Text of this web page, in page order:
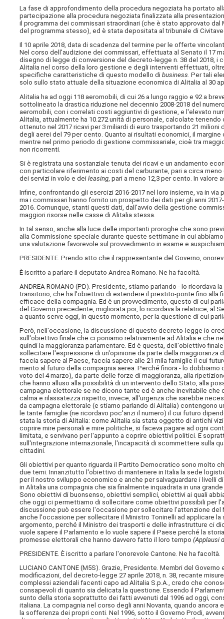
La fase di approfondimento della procedura negoziata ha portato
partecipazione alla procedura negoziata finalizzata alla
il programma dei commissari straordinari (che è stato approvato
del programma stesso), ed è stata depositata al tribunale di
Il 10 aprile 2018, data di scadenza del termine per le offerte
Nel corso dell'audizione dei commissari, effettuata al Senato il 17
disegno di legge di conversione del decreto-legge n. 38 del 2018,
Alitalia nel corso della loro gestione e degli interventi effettuati,
specifiche caratteristiche di questo modello dibusiness. Per tali
solo sullo stato attuale della situazione economica di Alitalia al 30
Alitalia ha ad oggi 118 aeromobili, di cui 26 a lungo raggio e 92 a
sottolineato la drastica riduzione nel decennio 2008-2018 del
aeromobili, con i correlati costi aggiuntivi di gestione, e l'elevato
Alitalia, attualmente ha 10.272 unità di personale, calcolate
ottenuto nel 2017 ricavi per 3 miliardi di euro trasportando 21
degli aerei del 79 per cento. Quanto ai risultati economici, il
mentre nel primo periodo di gestione commissariale, cioè tra
non ricorrenti.
Si è registrata una sostanziale tenuta dei ricavi e un andamento
con particolare riferimento ai costi del carburante, pari a circa
dei servizi in volo e deileasing , pari a meno 12,3 per cento. In
Infine, confrontando gli esercizi 2016-2017 nel loro insieme, va in
ma i commissari hanno fornito un prospetto dei dati per gli anni
2016. Comunque, stanti questi dati, dall'avvio della gestione
maggiori risorse nelle casse di Alitalia stessa.
In tal senso, anche alla luce delle importanti proroghe che sono
alla Commissione speciale durante queste settimane in cui
una valutazione favorevole sul provvedimento in esame e
PRESIDENTE. Prendo atto che il rappresentante del Governo,
È iscritto a parlare il deputato Andrea Romano. Ne ha facoltà.
ANDREA ROMANO (PD). Presidente, stiamo parlando - lo ricordava
transitorio, che ha l'obiettivo di estendere il prestito-ponte fino
efficace della compagnia. Ed è un provvedimento, questo di cui
del Governo precedente, migliorata poi, lo ricordava la relatrice, al
a quanto serve oggi, in questo momento, per la questione di cui
Però, nell'occasione, la discussione di questo decreto-legge io
sull'obiettivo finale che ci poniamo relativamente ad Alitalia e che
quindi la maggioranza parlamentare. Ed è questa, dell'obiettivo
sollecitare l'espressione di un'opinione da parte della maggioranza
faccia sapere al Paese, faccia sapere alle 21 mila famiglie il cui
merito al futuro della compagnia aerea. Perché finora - lo
voto del 4 marzo), da parte delle forze di maggioranza, alla
che hanno alluso alla possibilità di un intervento dello Stato, alla
campagna elettorale se ne dicono tante ed è anche inevitabile
calma e rilassatezza rispetto, invece, all'urgenza che sarebbe
da campagna elettorale (e stiamo parlando di Alitalia) contengono
le tante famiglie (ne ricordavo poc'anzi il numero) il cui futuro
stata la storia di Alitalia: come Alitalia sia stata oggetto di antichi
coprire mire personali e mire politiche, si faceva pagare ad ogni
limitata, e servivano per l'appunto a coprire obiettivi politici. E
sull'integrazione internazionale, l'incapacità di scommettere sulla
cittadini.
Gli obiettivi per quanto riguarda il Partito Democratico sono molto
due temi. Innanzitutto l'obiettivo di mantenere in Italia la sede
per il nostro sviluppo economico e anche per salvaguardare i
in Alitalia una compagnia che sia finalmente inquadrata in una
Sono obiettivi di buonsenso, obiettivi semplici, obiettivi ai quali
che oggi ci permettiamo di sollecitare come obiettivi possibili per
discussione può essere l'occasione per sollecitare l'attenzione del
anche l'occasione per sollecitare il Ministro Toninelli ad applicare
argomento, perché il Ministro dei trasporti e delle infrastrutture ci
vuole sapere il Parlamento e lo vuole sapere il Paese perché la
promesse elettorali che hanno davvero fatto il loro tempo(Applausi
PRESIDENTE. È iscritto a parlare l'onorevole Cantone. Ne ha facoltà.
LUCIANO CANTONE (M5S). Grazie, Presidente. Membri del
modificazioni, del decreto-legge 27 aprile 2018, n. 38, recante
complessi aziendali facenti capo ad Alitalia S.p.A., credo che
consapevoli di quanto sia delicata la questione. Essendo il
sunto della storia soprattutto dei fatti avvenuti dal 1996 ad oggi,
italiana. La compagnia nel corso degli anni Novanta, quando
la sofferenza dei propri conti. Nel 1996, sotto il Governo Prodi,